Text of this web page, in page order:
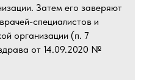
Затем его заверяют
специалистов и
организации (п. 7
от 14.09.2020 №